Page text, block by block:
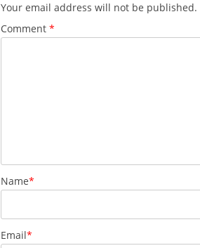
Your email address will not be published.
Comment *
Name*
Email*